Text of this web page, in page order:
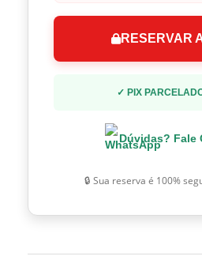
RESERVAR
✓ PIX
Dúvidas? Fale
🔒 Sua reserva é 100%